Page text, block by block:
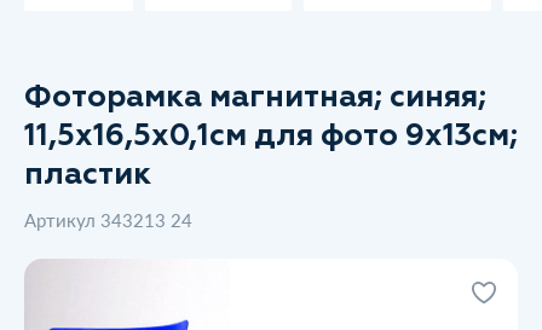
Фоторамка магнитная; синяя;
11,5х16,5х0,1см для фото 9х13см;
пластик
Артикул 343213 24